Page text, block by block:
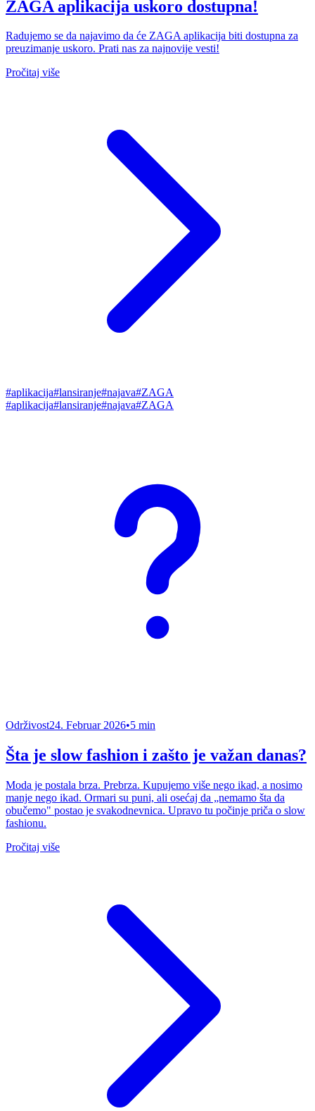
ZAGA aplikacija uskoro dostupna!
Radujemo se da najavimo da će ZAGA aplikacija biti dostupna za
preuzimanje uskoro. Prati nas za najnovije vesti!
Pročitaj više
#aplikacija#lansiranje#najava#ZAGA
#aplikacija#lansiranje#najava#ZAGA
Održivost24. Februar 2026•5 min
Šta je slow fashion i zašto je važan danas?
Moda je postala brza. Prebrza. Kupujemo više nego ikad, a nosimo
manje nego ikad. Ormari su puni, ali osećaj da „nemamo šta da
obučemo" postao je svakodnevnica. Upravo tu počinje priča o slow
fashionu.
Pročitaj više